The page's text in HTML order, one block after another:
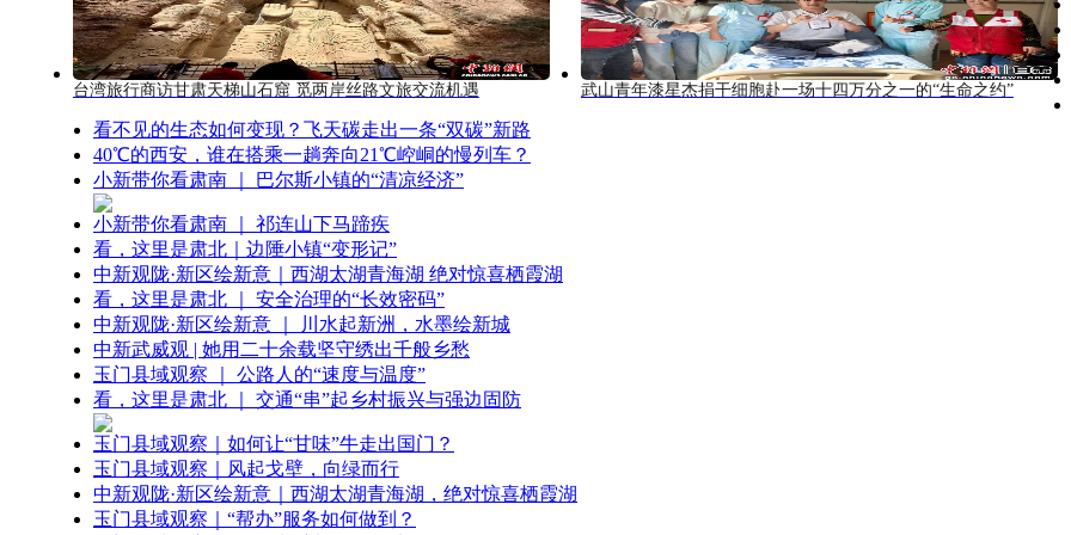
台湾旅行商访甘肃天梯山石窟 觅两岸丝路文旅交流机遇 武山青年漆星杰捐干细胞赴一场十四万分之一的“生命之约”
看不见的生态如何变现？飞天碳走出一条“双碳”新路
40℃的西安，谁在搭乘一趟奔向21℃崆峒的慢列车？
小新带你看肃南 ｜ 巴尔斯小镇的“清凉经济”
小新带你看肃南 ｜ 祁连山下马蹄疾
看，这里是肃北｜边陲小镇“变形记”
中新观陇·新区绘新意｜西湖太湖青海湖 绝对惊喜栖霞湖
看，这里是肃北 ｜ 安全治理的“长效密码”
中新观陇·新区绘新意 ｜ 川水起新洲，水墨绘新城
中新武威观 | 她用二十余载坚守绣出千般乡愁
玉门县域观察 ｜ 公路人的“速度与温度”
看，这里是肃北 ｜ 交通“串”起乡村振兴与强边固防
玉门县域观察｜如何让“甘味”牛走出国门？
玉门县域观察｜风起戈壁，向绿而行
中新观陇·新区绘新意｜西湖太湖青海湖，绝对惊喜栖霞湖
玉门县域观察｜“帮办”服务如何做到？